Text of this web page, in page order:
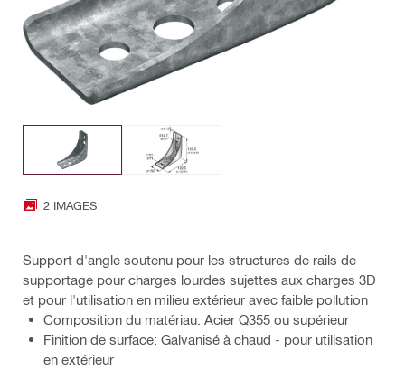
2 IMAGES
Support d'angle soutenu pour les structures de rails de
supportage pour charges lourdes sujettes aux charges 3D
et pour l'utilisation en milieu extérieur avec faible pollution
Composition du matériau: Acier Q355 ou supérieur
Finition de surface: Galvanisé à chaud - pour utilisation
en extérieur